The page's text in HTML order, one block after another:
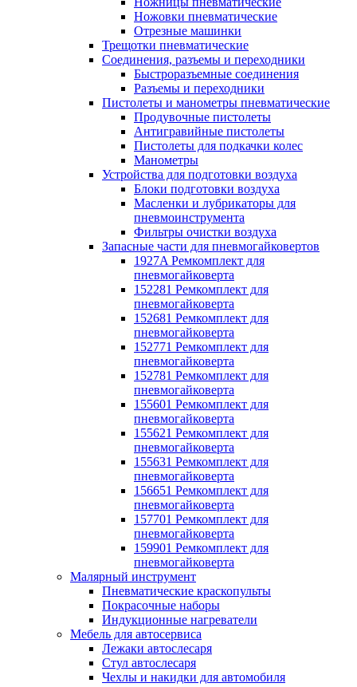
Ножовки пневматические
Отрезные машинки
Трещотки пневматические
Соединения, разъемы и переходники
Быстроразъемные соединения
Разъемы и переходники
Пистолеты и манометры пневматические
Продувочные пистолеты
Антигравийные пистолеты
Пистолеты для подкачки колес
Манометры
Устройства для подготовки воздуха
Блоки подготовки воздуха
Масленки и лубрикаторы для
пневмоинструмента
Фильтры очистки воздуха
Запасные части для пневмогайковертов
1927A Ремкомплект для
пневмогайковерта
152281 Ремкомплект для
пневмогайковерта
152681 Ремкомплект для
пневмогайковерта
152771 Ремкомплект для
пневмогайковерта
152781 Ремкомплект для
пневмогайковерта
155601 Ремкомплект для
пневмогайковерта
155621 Ремкомплект для
пневмогайковерта
155631 Ремкомплект для
пневмогайковерта
156651 Ремкомплект для
пневмогайковерта
157701 Ремкомплект для
пневмогайковерта
159901 Ремкомплект для
пневмогайковерта
Малярный инструмент
Пневматические краскопульты
Покрасочные наборы
Индукционные нагреватели
Мебель для автосервиса
Лежаки автослесаря
Стул автослесаря
Чехлы и накидки для автомобиля